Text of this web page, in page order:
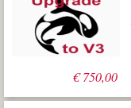
€750,00